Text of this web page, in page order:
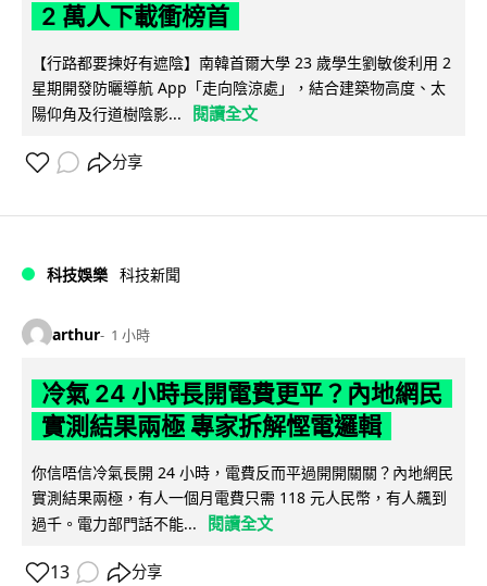
2 萬人下載衝榜首
【行路都要揀好有遮陰】南韓首爾大學 23 歲學生劉敏俊利用 2
星期開發防曬導航 App「走向陰涼處」，結合建築物高度、太
陽仰角及行道樹陰影...
閱讀全文
分享
科技娛樂 科技新聞
arthur 1 小時
冷氣 24 小時長開電費更平？內地網民
實測結果兩極 專家拆解慳電邏輯
你信唔信冷氣長開 24 小時，電費反而平過開開關關？內地網民
實測結果兩極，有人一個月電費只需 118 元人民幣，有人飆到
過千。電力部門話不能...
閱讀全文
13 分享